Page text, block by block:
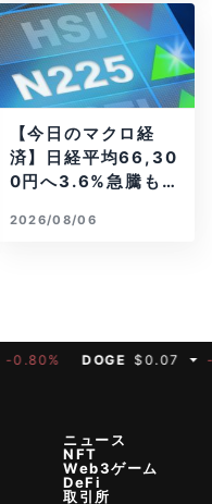
【今日のマクロ経
済】日経平均66,30
0円へ3.6%急騰もA
燃
2026/08/06
DOGE $0.07 -1.40%
ニュース
NFT
Web3ゲーム
DeFi
取引所